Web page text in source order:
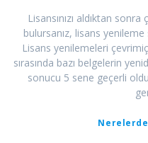
Lisansınızı aldıktan
bulursanız, lisans
Lisans yenilemeleri
sırasında bazı belgelerin
sonucu 5 sene geçerli